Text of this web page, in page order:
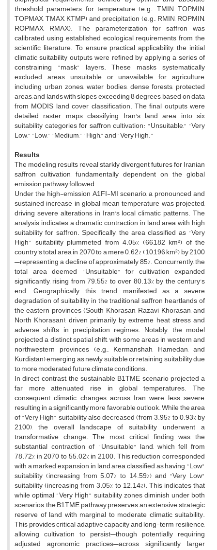
threshold parameters for temperature (e.g., TMIN, TOPMIN,
TOPMAX, TMAX, KTMP) and precipitation (e.g., RMIN, ROPMIN,
ROPMAX, RMAX). The parameterization for saffron was
calibrated using established ecological requirements from the
scientific literature. To ensure practical applicability, the initial
climatic suitability outputs were refined by applying a series of
constraining "mask" layers. These masks systematically
excluded areas unsuitable or unavailable for agriculture,
including urban zones, water bodies, dense forests, protected
areas, and lands with slopes exceeding 8 degrees, based on data
from MODIS land cover classification. The final outputs were
detailed raster maps classifying Iran's land area into six
suitability categories for saffron cultivation: "Unsuitable," "Very
Low," "Low," "Medium," "High," and "Very High."
Results
The modeling results reveal starkly divergent futures for Iranian
saffron cultivation, fundamentally dependent on the global
emission pathway followed.
Under the high-emission A1FI-MI scenario, a pronounced and
sustained increase in global mean temperature was projected,
driving severe alterations in Iran's local climatic patterns. The
analysis indicates a dramatic contraction in land area with high
suitability for saffron. Specifically, the area classified as "Very
High" suitability plummeted from 4.05% (66,182 km²) of the
country's total area in 2070 to a mere 0.62% (10,196 km²) by 2100
—representing a decline of approximately 85%. Concurrently, the
total area deemed "Unsuitable" for cultivation expanded
significantly, rising from 79.55% to over 80.13% by the century's
end. Geographically, this trend manifested as a severe
degradation of suitability in the traditional saffron heartlands of
the eastern provinces (South Khorasan, Razavi Khorasan, and
North Khorasan), driven primarily by extreme heat stress and
adverse shifts in precipitation regimes. Notably, the model
projected a distinct spatial shift, with some areas in western and
northwestern provinces (e.g., Kermanshah, Hamedan, and
Kurdistan) emerging as newly suitable or retaining suitability due
to more moderated future climate conditions.
In direct contrast, the sustainable B1TME scenario projected a
far more attenuated rise in global temperatures. The
consequent climatic changes across Iran were less severe,
resulting in a significantly more favorable outlook. While the area
of "Very High" suitability also decreased (from 3.95% to 0.93% by
2100), the overall landscape of suitability underwent a
transformative change. The most critical finding was the
substantial contraction of "Unsuitable" land, which fell from
78.72% in 2070 to 55.02% in 2100. This reduction corresponded
with a marked expansion in land area classified as having "Low"
suitability (increasing from 5.07% to 14.59%) and "Very Low"
suitability (increasing from 3.05% to 12.14%). This indicates that
while optimal "Very High" suitability zones diminish under both
scenarios, the B1TME pathway preserves an extensive strategic
reserve of land with marginal to moderate climatic suitability.
This provides critical adaptive capacity and long-term resilience,
allowing cultivation to persist—though potentially requiring
adjusted agronomic practices—across significantly larger